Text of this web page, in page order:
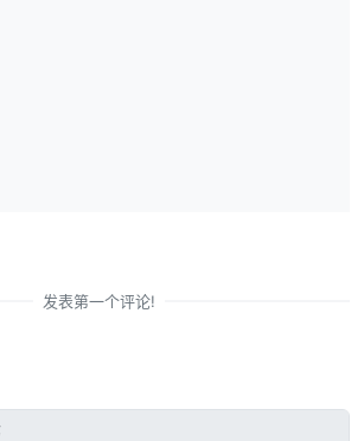
发表第一个评论!